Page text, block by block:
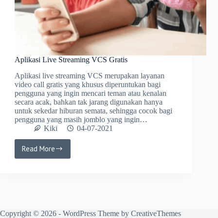
Aplikasi Live Streaming VCS Gratis
Aplikasi live streaming VCS merupakan layanan
video call gratis yang khusus diperuntukan bagi
pengguna yang ingin mencari teman atau kenalan
secara acak, bahkan tak jarang digunakan hanya
untuk sekedar hiburan semata, sehingga cocok bagi
pengguna yang masih jomblo yang ingin…
Kiki
04-07-2021
Read More
Aplikasi
Copyright © 2026 - WordPress Theme by CreativeThemes